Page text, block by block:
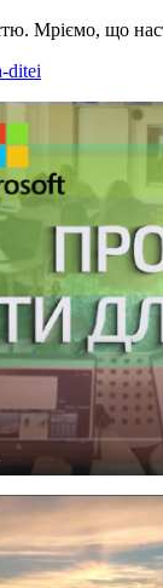
Мріємо, що
ditei